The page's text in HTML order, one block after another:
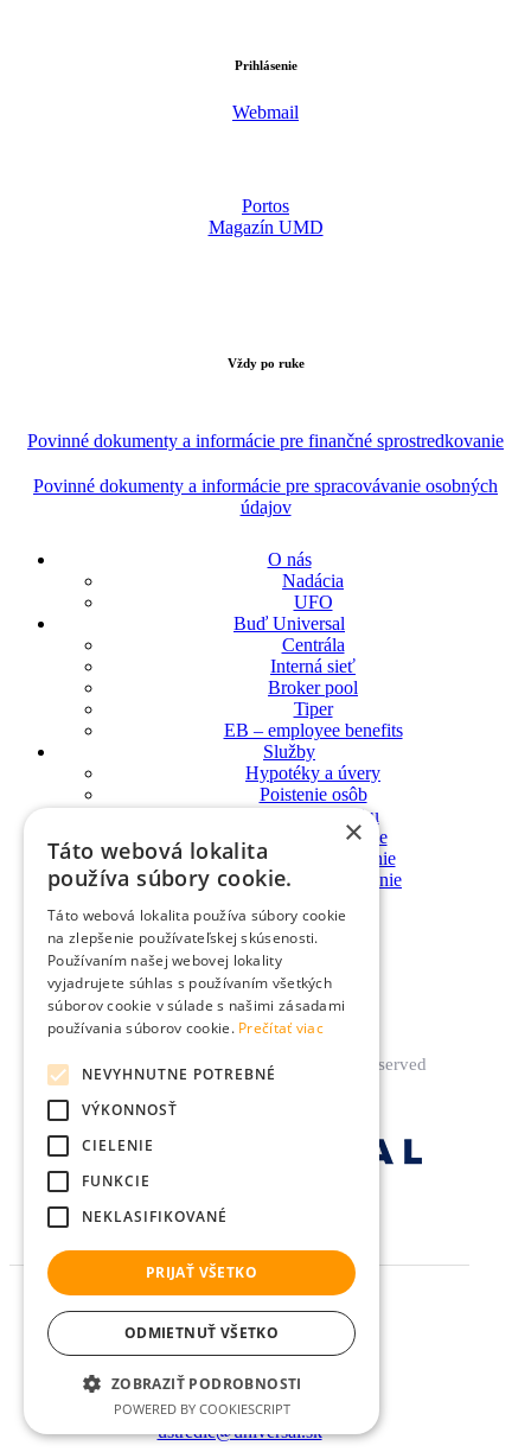
Prihlásenie
Webmail
Portos
Magazín UMD
Vždy po ruke
Povinné dokumenty a informácie pre finančné sprostredkovanie
Povinné dokumenty a informácie pre spracovávanie osobných
údajov
O nás
Nadácia
UFO
Buď Universal
Centrála
Interná sieť
Broker pool
Tiper
EB – employee benefits
Služby
Hypotéky a úvery
Poistenie osôb
Poistenie majetku
Zdravotné poistenie
Dôchodkové sporenie
Sporenie a investovanie
Pobočky
Súťaž
© UNIVERSAL 2022. All Rights Reserved
We always have
ustredie@universal.sk
×
Táto webová lokalita
používa súbory cookie.
Táto webová lokalita používa súbory cookie
na zlepšenie používateľskej skúsenosti.
Používaním našej webovej lokality
vyjadrujete súhlas s používaním všetkých
súborov cookie v súlade s našimi zásadami
používania súborov cookie. Prečítať viac
NEVYHNUTNE POTREBNÉ
VÝKONNOSŤ
CIELENIE
FUNKCIE
NEKLASIFIKOVANÉ
PRIJAŤ VŠETKO
ODMIETNUŤ VŠETKO
ZOBRAZIŤ PODROBNOSTI
POWERED BY COOKIESCRIPT